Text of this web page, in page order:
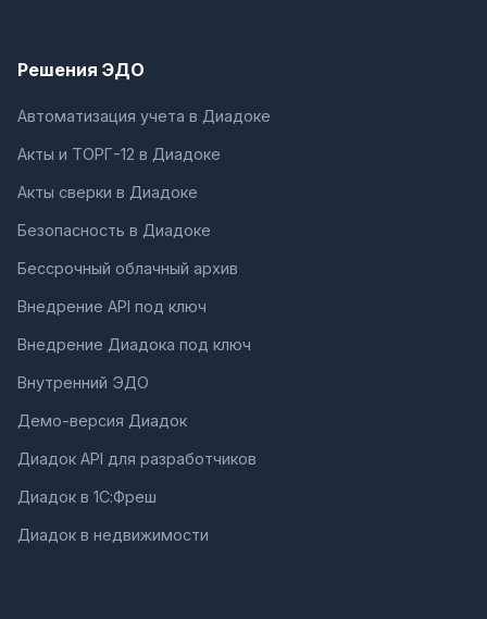
Решения ЭДО
Автоматизация учета в Диадоке
Акты и ТОРГ-12 в Диадоке
Акты сверки в Диадоке
Безопасность в Диадоке
Бессрочный облачный архив
Внедрение API под ключ
Внедрение Диадока под ключ
Внутренний ЭДО
Демо-версия Диадок
Диадок API для разработчиков
Диадок в 1С:Фреш
Диадок в недвижимости